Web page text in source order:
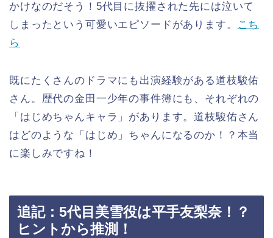
かけなのだそう！5代目に抜擢された先には泣いて
しまったという可愛いエピソードがあります。
こち
ら
既にたくさんのドラマにも出演経験がある道枝駿佑
さん。歴代の金田一少年の事件簿にも、それぞれの
「はじめちゃんキャラ」があります。道枝駿佑さん
はどのような「はじめ」ちゃんになるのか！？本当
に楽しみですね！
追記：5代目美雪役は平手友梨奈！？
ヒントから推測！